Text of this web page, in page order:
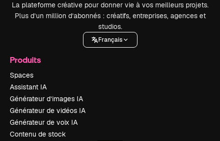
La plateforme créative pour donner vie à vos meilleurs projets.
Plus d’un million d’abonnés : créatifs, entreprises, agences et
studios.
Français
Produits
Spaces
Assistant IA
Générateur d’images IA
Générateur de vidéos IA
Générateur de voix IA
Contenu de stock